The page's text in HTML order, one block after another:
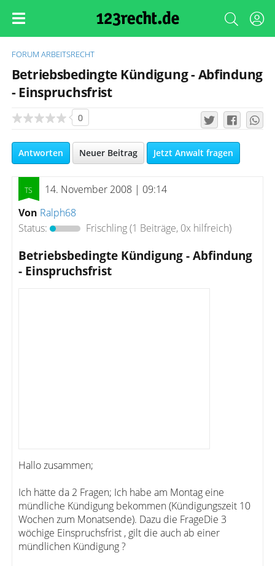
FORUM ARBEITSRECHT
Betriebsbedingte Kündigung - Abfindung
- Einspruchsfrist
0
Antworten Neuer Beitrag Jetzt Anwalt fragen
14. November 2008 | 09:14
Von Ralph68
Status:
Frischling(1 Beiträge, 0x hilfreich)
Betriebsbedingte Kündigung - Abfindung
- Einspruchsfrist
Hallo zusammen;
Ich hätte da 2 Fragen; Ich habe am Montag eine
mündliche Kündigung bekommen (Kündigungszeit 10
Wochen zum Monatsende). Dazu die FrageDie 3
wöchige Einspruchsfrist , gilt die auch ab einer
mündlichen Kündigung ?